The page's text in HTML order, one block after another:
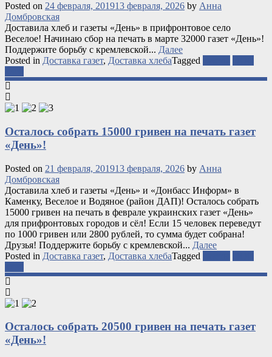
Posted on 24 февраля, 201913 февраля, 2026 by Анна
Домбровская
Доставила хлеб и газеты «День» в прифронтовое село
Веселое! Начинаю сбор на печать в марте 32000 газет «День»!
Поддержите борьбу с кремлевской... Далее
Posted in Доставка газет, Доставка хлебаTagged
Осталось собрать 15000 гривен на печать газет
«День»!
Posted on 21 февраля, 201913 февраля, 2026 by Анна
Домбровская
Доставила хлеб и газеты «День» и «Донбасс Информ» в
Каменку, Веселое и Водяное (район ДАП)! Осталось собрать
15000 гривен на печать в феврале украинских газет «День»
для прифронтовых городов и сёл! Если 15 человек переведут
по 1000 гривен или 2800 рублей, то сумма будет собрана!
Друзья! Поддержите борьбу с кремлевской... Далее
Posted in Доставка газет, Доставка хлебаTagged
Осталось собрать 20500 гривен на печать газет
«День»!